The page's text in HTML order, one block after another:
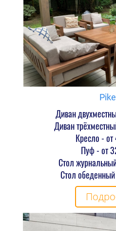
Диван
Диван
Кресло -
Пуф - от
Стол
Стол